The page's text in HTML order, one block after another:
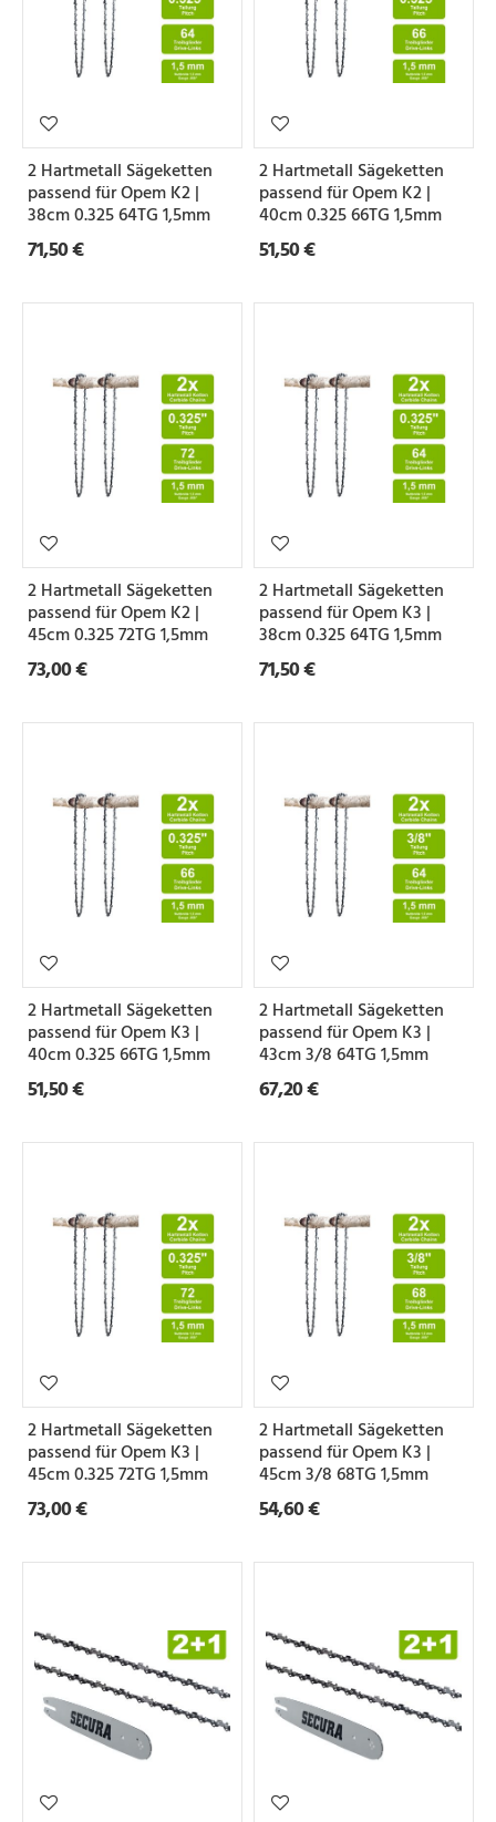
2 Hartmetall Sägeketten
passend für Opem K2 |
38cm 0.325 64TG 1,5mm
71,50 €
2 Hartmetall Sägeketten
passend für Opem K2 |
40cm 0.325 66TG 1,5mm
51,50 €
2 Hartmetall Sägeketten
passend für Opem K2 |
45cm 0.325 72TG 1,5mm
73,00 €
2 Hartmetall Sägeketten
passend für Opem K3 |
38cm 0.325 64TG 1,5mm
71,50 €
2 Hartmetall Sägeketten
passend für Opem K3 |
40cm 0.325 66TG 1,5mm
51,50 €
2 Hartmetall Sägeketten
passend für Opem K3 |
43cm 3/8 64TG 1,5mm
67,20 €
2 Hartmetall Sägeketten
passend für Opem K3 |
45cm 0.325 72TG 1,5mm
73,00 €
2 Hartmetall Sägeketten
passend für Opem K3 |
45cm 3/8 68TG 1,5mm
54,60 €